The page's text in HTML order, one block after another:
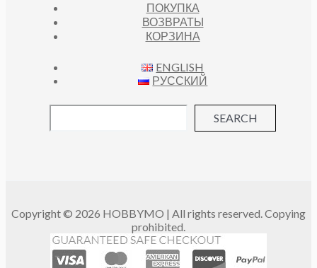
ПОКУПКА
ВОЗВРАТЫ
КОРЗИНА
ENGLISH
РУССКИЙ
SEARCH
Copyright © 2026 HOBBYMO | All rights reserved. Copying
prohibited.